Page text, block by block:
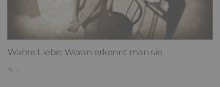
Wahre Liebe: Woran erkennt man sie